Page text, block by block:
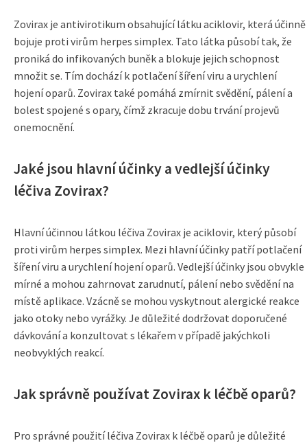
Zovirax je antivirotikum obsahující látku aciklovir, která účinně
bojuje proti virům herpes simplex. Tato látka působí tak, že
proniká do infikovaných buněk a blokuje jejich schopnost
množit se. Tím dochází k potlačení šíření viru a urychlení
hojení oparů. Zovirax také pomáhá zmírnit svědění, pálení a
bolest spojené s opary, čímž zkracuje dobu trvání projevů
onemocnění.
Jaké jsou hlavní účinky a vedlejší účinky
léčiva Zovirax?
Hlavní účinnou látkou léčiva Zovirax je aciklovir, který působí
proti virům herpes simplex. Mezi hlavní účinky patří potlačení
šíření viru a urychlení hojení oparů. Vedlejší účinky jsou obvykle
mírné a mohou zahrnovat zarudnutí, pálení nebo svědění na
místě aplikace. Vzácně se mohou vyskytnout alergické reakce
jako otoky nebo vyrážky. Je důležité dodržovat doporučené
dávkování a konzultovat s lékařem v případě jakýchkoli
neobvyklých reakcí.
Jak správně používat Zovirax k léčbě oparů?
Pro správné použití léčiva Zovirax k léčbě oparů je důležité